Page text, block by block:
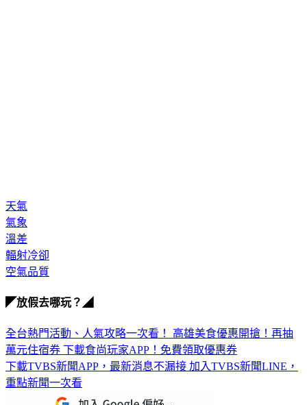
天氣
氣象
溫差
輻射冷卻
空氣品質
◤放假去哪玩？◢
全台熱門活動、人氣攻略一次看！ 高雄美食優惠開搶！再抽
萬元住宿券 下載食尚玩家APP！免費領取優惠券
下載TVBS新聞APP，最新消息不漏接 加入TVBS新聞LINE，
重點新聞一次看